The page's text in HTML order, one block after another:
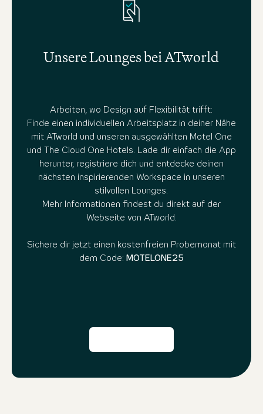
Unsere Lounges bei ATworld
Arbeiten, wo Design auf Flexibilität trifft:
Finde einen individuellen Arbeitsplatz in deiner Nähe
mit ATworld und unseren ausgewählten Motel One
und The Cloud One Hotels. Lade dir einfach die App
herunter, registriere dich und entdecke deinen
nächsten inspirierenden Workspace in unseren
stilvollen Lounges.
Mehr Informationen findest du direkt auf der
Webseite von ATworld.
Sichere dir jetzt einen kostenfreien Probemonat mit
dem Code: MOTELONE25